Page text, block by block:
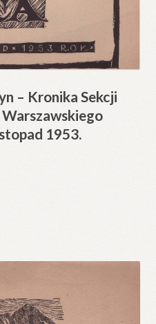
– Kronika Sekcji
1953.